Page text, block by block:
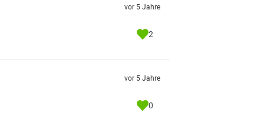
vor 5 Jahre
2
vor 5 Jahre
0